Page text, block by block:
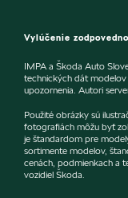
Vylúčenie
IMPA a Škoda Auto
technických dát
upozornenia. Autori
Použité obrázky sú
fotografiách môžu byť
je štandardom pre
sortimente modelov,
cenách, podmienkach a
vozidiel Škoda.